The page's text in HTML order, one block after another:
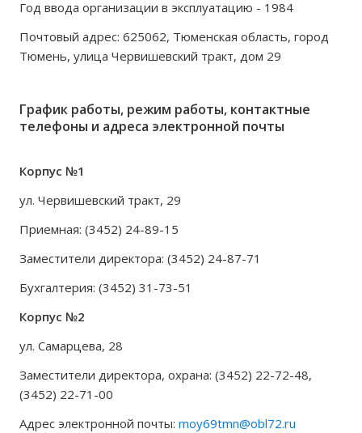
Год ввода организации в эксплуатацию - 1984
Почтовый адрес: 625062, Тюменская область, город
Тюмень, улица Червишевский тракт, дом 29
График работы, режим работы, контактные
телефоны и адреса электронной почты
Корпус №1
ул. Червишевский тракт, 29
Приемная: (3452) 24-89-15
Заместители директора: (3452) 24-87-71
Бухгалтерия: (3452) 31-73-51
Корпус №2
ул. Самарцева, 28
Заместители директора, охрана: (3452) 22-72-48,
(3452) 22-71-00
Адрес электронной почты: moy69tmn@obl72.ru